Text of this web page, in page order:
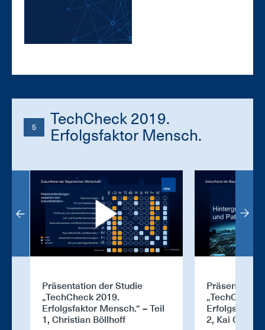
5
TechCheck 2019.
Erfolgsfaktor Mensch.
Präsentation der Studie
„TechCheck 2019.
Erfolgsfaktor Mensch.“ – Teil
1, Christian Böllhoff
Präsentation
„TechCheck
Erfolgsfaktor
2, Kai